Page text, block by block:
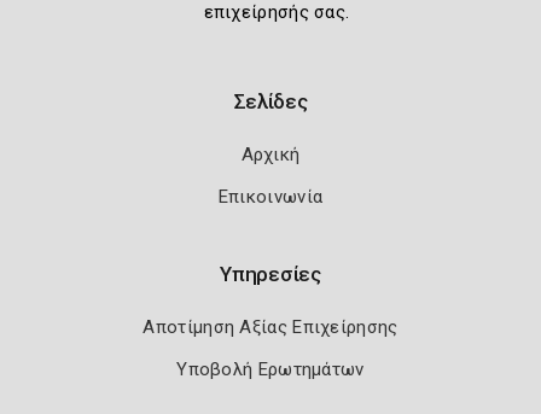
επιχείρησής σας.
Σελίδες
Αρχική
Επικοινωνία
Υπηρεσίες
Αποτίμηση Αξίας Επιχείρησης
Υποβολή Ερωτημάτων